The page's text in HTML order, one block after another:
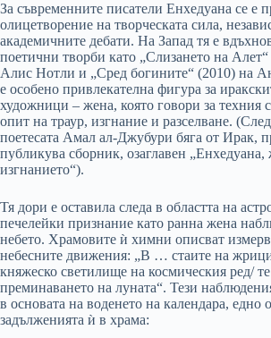
За съвременните писатели Енхедуана се е
олицетворение на творческата сила,
академичните дебати. На Запад тя е
поетични творби като „Слизането на
Алис Нотли и „Сред богините“ (2010) на
е особено привлекателна фигура за
художници – жена, която говори за техния
опит на траур, изгнание и разселване.
поетесата Амал ал-Джубури бяга от Ирак,
публикува сборник, озаглавен
изгнанието“).
Тя дори е оставила следа в областта на
печелейки признание като ранна жена
небето. Храмовите ѝ химни описват
небесните движения: „В … стаите на
княжеско светилище на космическия ред/ те
преминаването на луната“. Тези
в основата на воденето на календара, едно
задълженията ѝ в храма: